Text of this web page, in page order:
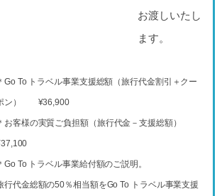
お渡しいたし
ます。
Go To トラベル事業支援総額（旅行代金割引＋クー
ン） ¥36,900
お客様の実質ご負担額（旅行代金－支援総額）
Go To トラベル事業給付額のご説明。
行代金総額の50％相当額をGo To トラベル事業支援